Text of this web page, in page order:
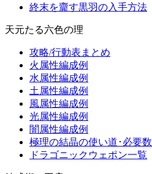
終末を齎す黒羽の入手方法
天元たる六色の理
攻略/行動表まとめ
火属性編成例
水属性編成例
土属性編成例
風属性編成例
光属性編成例
闇属性編成例
極理の結晶の使い道･必要数
ドラゴニックウェポン一覧